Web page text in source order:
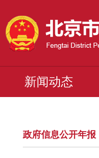
新闻动态
政府信息公开年报